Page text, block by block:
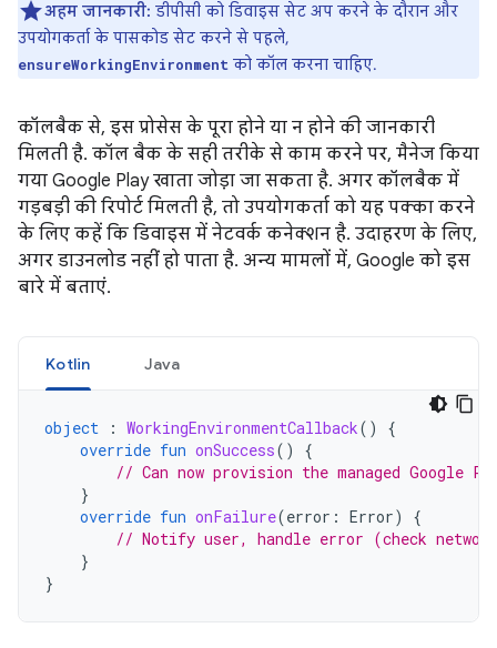
अहम जानकारी: डीपीसी को डिवाइस सेट अप करने के दौरान और
उपयोगकर्ता के पासकोड सेट करने से पहले,
ensureWorkingEnvironment को कॉल करना चाहिए.
कॉलबैक से, इस प्रोसेस के पूरा होने या न होने की जानकारी
मिलती है. कॉल बैक के सही तरीके से काम करने पर, मैनेज किया
गया Google Play खाता जोड़ा जा सकता है. अगर कॉलबैक में
गड़बड़ी की रिपोर्ट मिलती है, तो उपयोगकर्ता को यह पक्का करने
के लिए कहें कि डिवाइस में नेटवर्क कनेक्शन है. उदाहरण के लिए,
अगर डाउनलोड नहीं हो पाता है. अन्य मामलों में, Google को इस
बारे में बताएं.
Kotlin Java
object : WorkingEnvironmentCallback()
{
override fun onSuccess()
{
// Can now provision the managed Google
}
override fun onFailure(error : Error)
{
// Notify user, handle error (check
}
}